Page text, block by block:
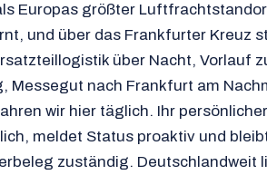
Europas größter
und über das Frankfurter Kreuz
über Nacht, Vorlauf
Messegut nach Frankfurt am
wir hier täglich. Ihr persönlicher
meldet Status proaktiv und
zuständig. Deutschlandweit